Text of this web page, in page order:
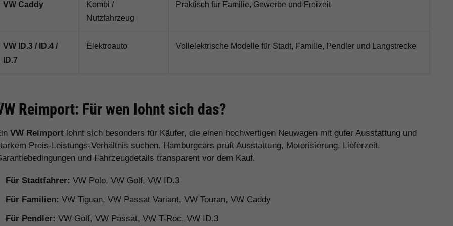
VW Caddy
Kombi /
Nutzfahrzeug
Praktisch für Familie, Gewerbe und Freizeit
VW ID.3 / ID.4 /
ID.7
Elektroauto Vollelektrische Modelle für Stadt, Familie, Pendler und Langstrecke
Reimport: Für wen lohnt sich das?
VW Reimport lohnt sich besonders für Käufer, die einen hochwertigen Neuwagen mit guter Ausstattung und
Preis-Leistungs-Verhältnis suchen. Hamburgcars prüft Ausstattung, Motorisierung, Lieferzeit,
und Fahrzeugdetails transparent vor dem Kauf.
Für Stadtfahrer: VW Polo, VW Golf, VW ID.3
Für Familien: VW Tiguan, VW Passat Variant, VW Touran, VW Caddy
Für Pendler: VW Golf, VW Passat, VW T-Roc, VW ID.3